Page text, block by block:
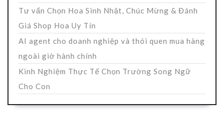
Tư vấn Chọn Hoa Sinh Nhật, Chúc Mừng & Đánh
Giá Shop Hoa Uy Tín
AI agent cho doanh nghiệp và thói quen mua hàng
ngoài giờ hành chính
Kinh Nghiệm Thực Tế Chọn Trường Song Ngữ
Cho Con